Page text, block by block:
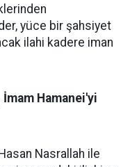
yüce bir şahsiyet
ilahi kadere iman
Hamanei'yi
Nasrallah ile